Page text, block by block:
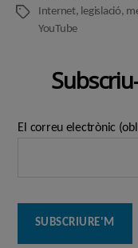
EtiquetesInternet, legislació,
YouTube
El correu electrònic